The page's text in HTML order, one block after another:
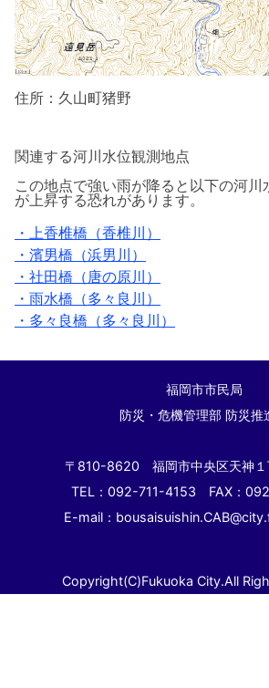
住所：久山町猪野
関連する河川水位観測地点
この地点で強い雨が降ると以下の河川
が上昇する恐れがあります。
・上香椎橋（香椎川）
・濱男橋（浜男川）
・社田橋（唐の原川）
・雨水橋（多々良川）
・多々良橋（多々良川）
福岡市市民局
防災・危機管理部 防災推
〒810-8620 福岡市中央区天神１
TEL：092-711-4153 FAX：
E-mail：
Copyright(C)Fukuoka City.All